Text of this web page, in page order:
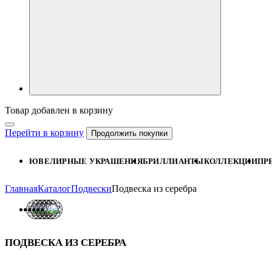
Товар добавлен в корзину
Перейти в корзину Продолжить покупки
ЮВЕЛИРНЫЕ УКРАШЕНИЯБРИЛЛИАНТЫКОЛЛЕКЦИИ
ГлавнаяКаталогПодвескиПодвеска из серебра
ПОДВЕСКА ИЗ СЕРЕБРА